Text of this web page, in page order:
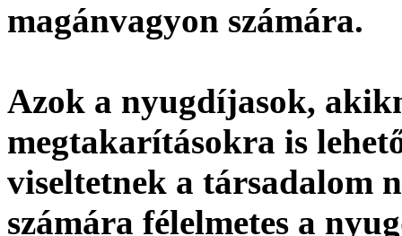
magánvagyon számára.
Azok a nyugdíjasok,
megtakarításokra is
viseltetnek a társadalom
számára félelmetes a